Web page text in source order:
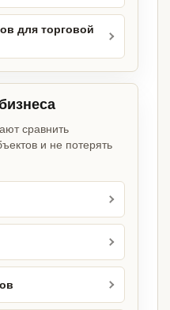
для торговой
сравнить
и не потерять